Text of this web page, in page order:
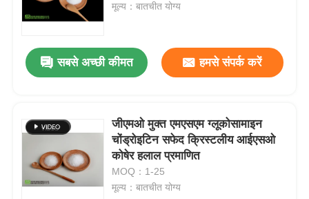
मूल्य：बातचीत योग्य
सबसे अच्छी कीमत हमसे संपर्क करें
जीएमओ मुक्त एमएसएम ग्लूकोसामाइन
चोंड्रोइटिन सफेद क्रिस्टलीय आईएसओ
कोषेर हलाल प्रमाणित
MOQ：1-25
मूल्य：बातचीत योग्य